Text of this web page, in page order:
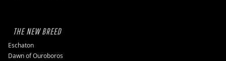
THE NEW BREED
Eschaton
Dawn of Ouroboros